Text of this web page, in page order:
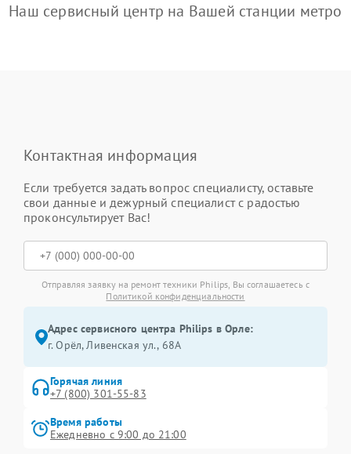
Наш сервисный центр на Вашей станции метро
Контактная информация
Если требуется задать вопрос специалисту, оставьте
свои данные и дежурный специалист с радостью
проконсультирует Вас!
Отправляя заявку на ремонт техники Philips, Вы соглашаетесь с
Политикой конфиденциальности
Адрес сервисного центра Philips в Орле:
г. Орёл, Ливенская ул., 68А
Горячая линия
+7 (800) 301-55-83
Время работы
Ежедневно с 9:00 до 21:00